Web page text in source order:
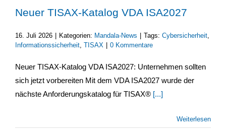
Neuer TISAX-Katalog VDA ISA2027
16. Juli 2026 Kategorien: Mandala-News Tags: Cybersicherheit,
Informationssicherheit, TISAX 0 Kommentare
Neuer TISAX-Katalog VDA ISA2027: Unternehmen sollten
sich jetzt vorbereiten Mit dem VDA ISA2027 wurde der
nächste Anforderungskatalog für TISAX® [...]
Weiterlesen